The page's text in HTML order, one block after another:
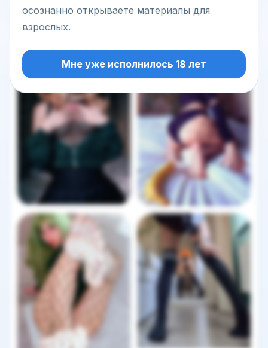
осознанно открываете материалы для
взрослых.
Мне уже исполнилось 18 лет